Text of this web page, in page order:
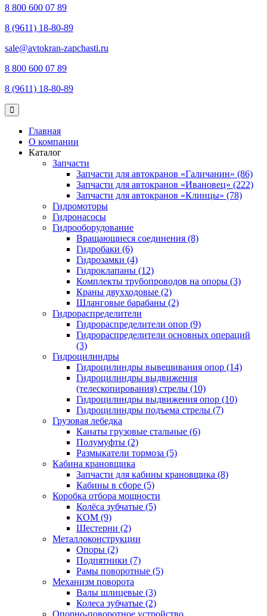
8 800 600 07 89
8 (9611) 18-80-89
sale@avtokran-zapchasti.ru
8 800 600 07 89
8 (9611) 18-80-89
Главная
О компании
Каталог
Запчасти
Запчасти для автокранов «Галичанин» (86)
Запчасти для автокранов «Ивановец» (222)
Запчасти для автокранов «Клинцы» (78)
Гидромоторы
Гидронасосы
Гидрооборудование
Вращающиеся соединения (8)
Гидробаки (6)
Гидрозамки (4)
Гидроклапаны (12)
Комплекты трубопроводов на опоры (3)
Краны двухходовые (2)
Шланговые барабаны (2)
Гидрораспределители
Гидрораспределители опор (9)
Гидрораспределители основных операций
(3)
Гидроцилиндры
Гидроцилиндры вывешивания опор (14)
Гидроцилиндры выдвижения
(телескопирования) стрелы (10)
Гидроцилиндры выдвижения опор (10)
Гидроцилиндры подъема стрелы (7)
Грузовая лебедка
Канаты грузовые стальные (6)
Полумуфты (2)
Размыкатели тормоза (5)
Кабина крановщика
Запчасти для кабины крановщика (8)
Кабины в сборе (5)
Коробка отбора мощности
Колёса зубчатые (5)
КОМ (9)
Шестерни (2)
Металлоконструкции
Опоры (2)
Подпятники (7)
Рамы поворотные (5)
Механизм поворота
Валы шлицевые (3)
Колеса зубчатые (2)
Опорно-поворотное устройство